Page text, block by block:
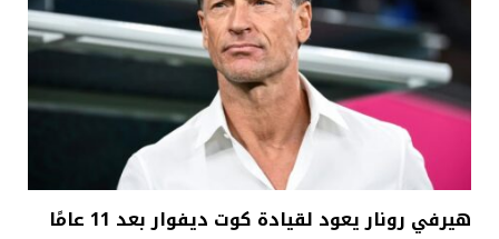
هيرفي رونار يعود لقيادة كوت ديفوار بعد 11 عامًا